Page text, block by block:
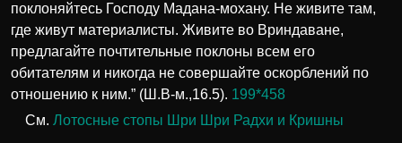
поклоняйтесь Господу Мадана-мохану. Не живите там,
где живут материалисты. Живите во Вриндаване,
предлагайте почтительные поклоны всем его
обитателям и никогда не совершайте оскорблений по
отношению к ним.” (Ш.В-м.,16.5). 199*458
См. Лотосные стопы Шри Шри Радхи и Кришны